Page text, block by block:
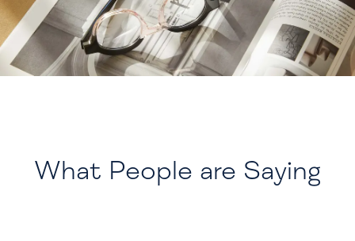
What People are Saying